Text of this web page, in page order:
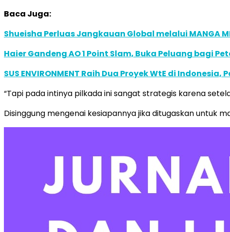
Baca Juga:
Shueisha Perluas Jangkauan Global melalui MANGA
Haier Gandeng AO 1 Point Slam, Buka Peluang bagi
SUS ENVIRONMENT Raih Dua Proyek WtE di
“Tapi pada intinya pilkada ini sangat strategis karena
Disinggung mengenai kesiapannya jika ditugaskan untuk